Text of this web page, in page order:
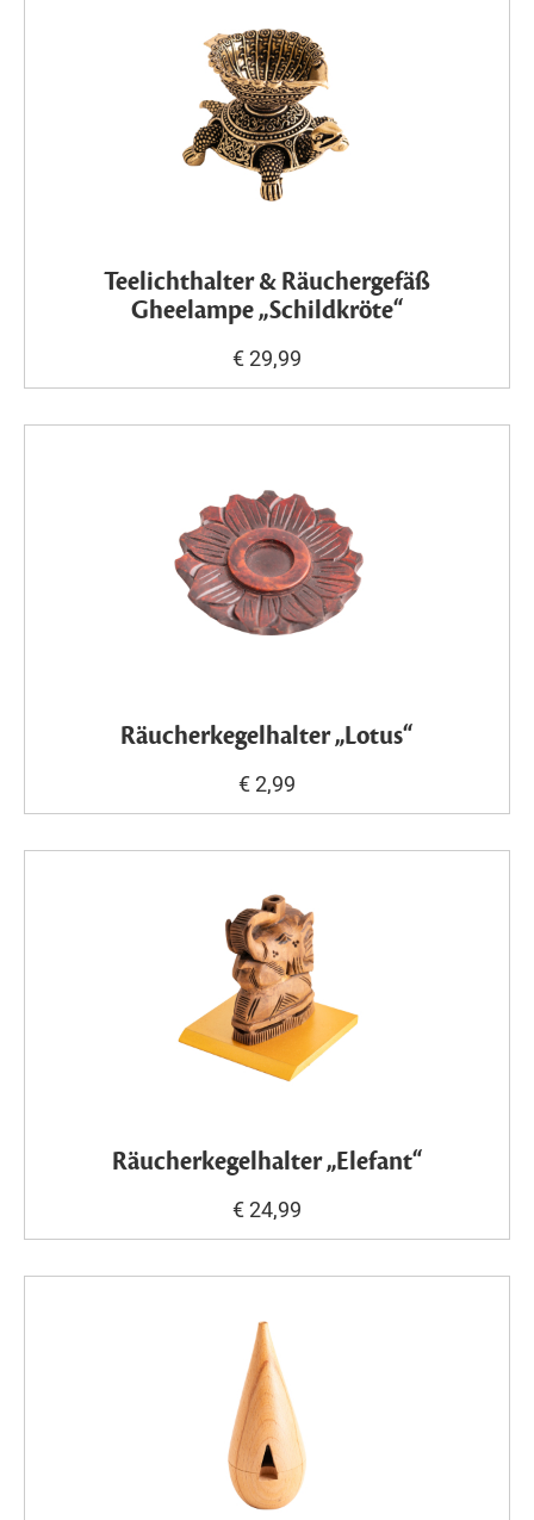
Teelichthalter & Räuchergefäß
Gheelampe „Schildkröte“
€ 29,99
Räucherkegelhalter „Lotus“
€ 2,99
Räucherkegelhalter „Elefant“
€ 24,99